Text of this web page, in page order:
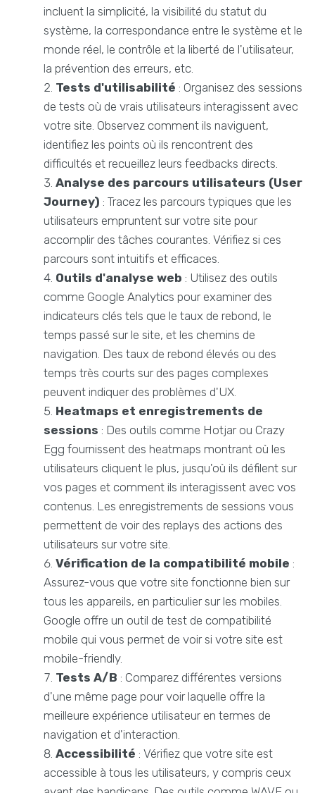
incluent la simplicité, la visibilité du statut du
système, la correspondance entre le système et le
monde réel, le contrôle et la liberté de l'utilisateur,
la prévention des erreurs, etc.
Tests d'utilisabilité : Organisez des sessions
de tests où de vrais utilisateurs interagissent avec
votre site. Observez comment ils naviguent,
identifiez les points où ils rencontrent des
difficultés et recueillez leurs feedbacks directs.
Analyse des parcours utilisateurs (User
Journey) : Tracez les parcours typiques que les
utilisateurs empruntent sur votre site pour
accomplir des tâches courantes. Vérifiez si ces
parcours sont intuitifs et efficaces.
Outils d'analyse web : Utilisez des outils
comme Google Analytics pour examiner des
indicateurs clés tels que le taux de rebond, le
temps passé sur le site, et les chemins de
navigation. Des taux de rebond élevés ou des
temps très courts sur des pages complexes
peuvent indiquer des problèmes d'UX.
Heatmaps et enregistrements de
sessions : Des outils comme Hotjar ou Crazy
Egg fournissent des heatmaps montrant où les
utilisateurs cliquent le plus, jusqu'où ils défilent sur
vos pages et comment ils interagissent avec vos
contenus. Les enregistrements de sessions vous
permettent de voir des replays des actions des
utilisateurs sur votre site.
Vérification de la compatibilité mobile :
Assurez-vous que votre site fonctionne bien sur
tous les appareils, en particulier sur les mobiles.
Google offre un outil de test de compatibilité
mobile qui vous permet de voir si votre site est
mobile-friendly.
Tests A/B : Comparez différentes versions
d'une même page pour voir laquelle offre la
meilleure expérience utilisateur en termes de
navigation et d'interaction.
Accessibilité : Vérifiez que votre site est
accessible à tous les utilisateurs, y compris ceux